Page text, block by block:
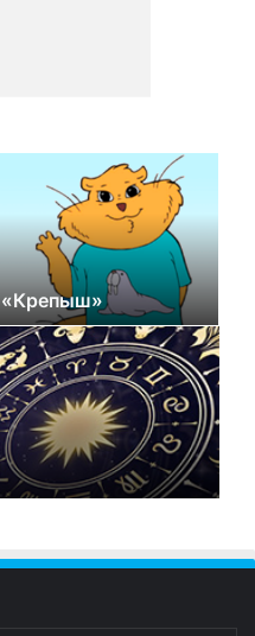
«Крепыш»